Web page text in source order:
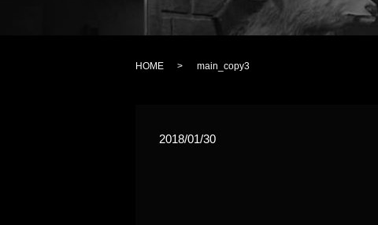
HOME main_copy3
2018/01/30